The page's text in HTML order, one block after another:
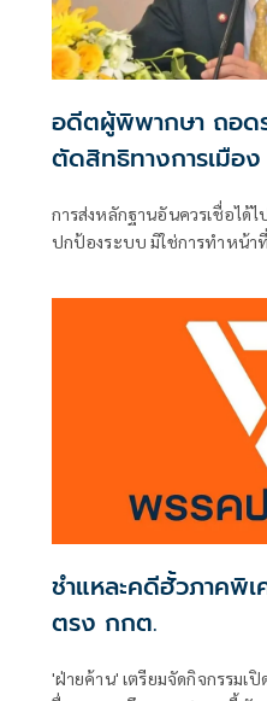
อดีตผู้พิพากษา ถอด
ตัดสิทธิทางการเมือ
เดียวกับคดีอาญา
การส่งหลักฐานอันควรเชื่อได้
ปกป้องระบบ มิใช่การทำหน้
ชำแหละคดีฮั้วภาคพิ
ตรง กกต.
'ฝ่ายค้าน' เตรียมจัดกิจกรรมเ